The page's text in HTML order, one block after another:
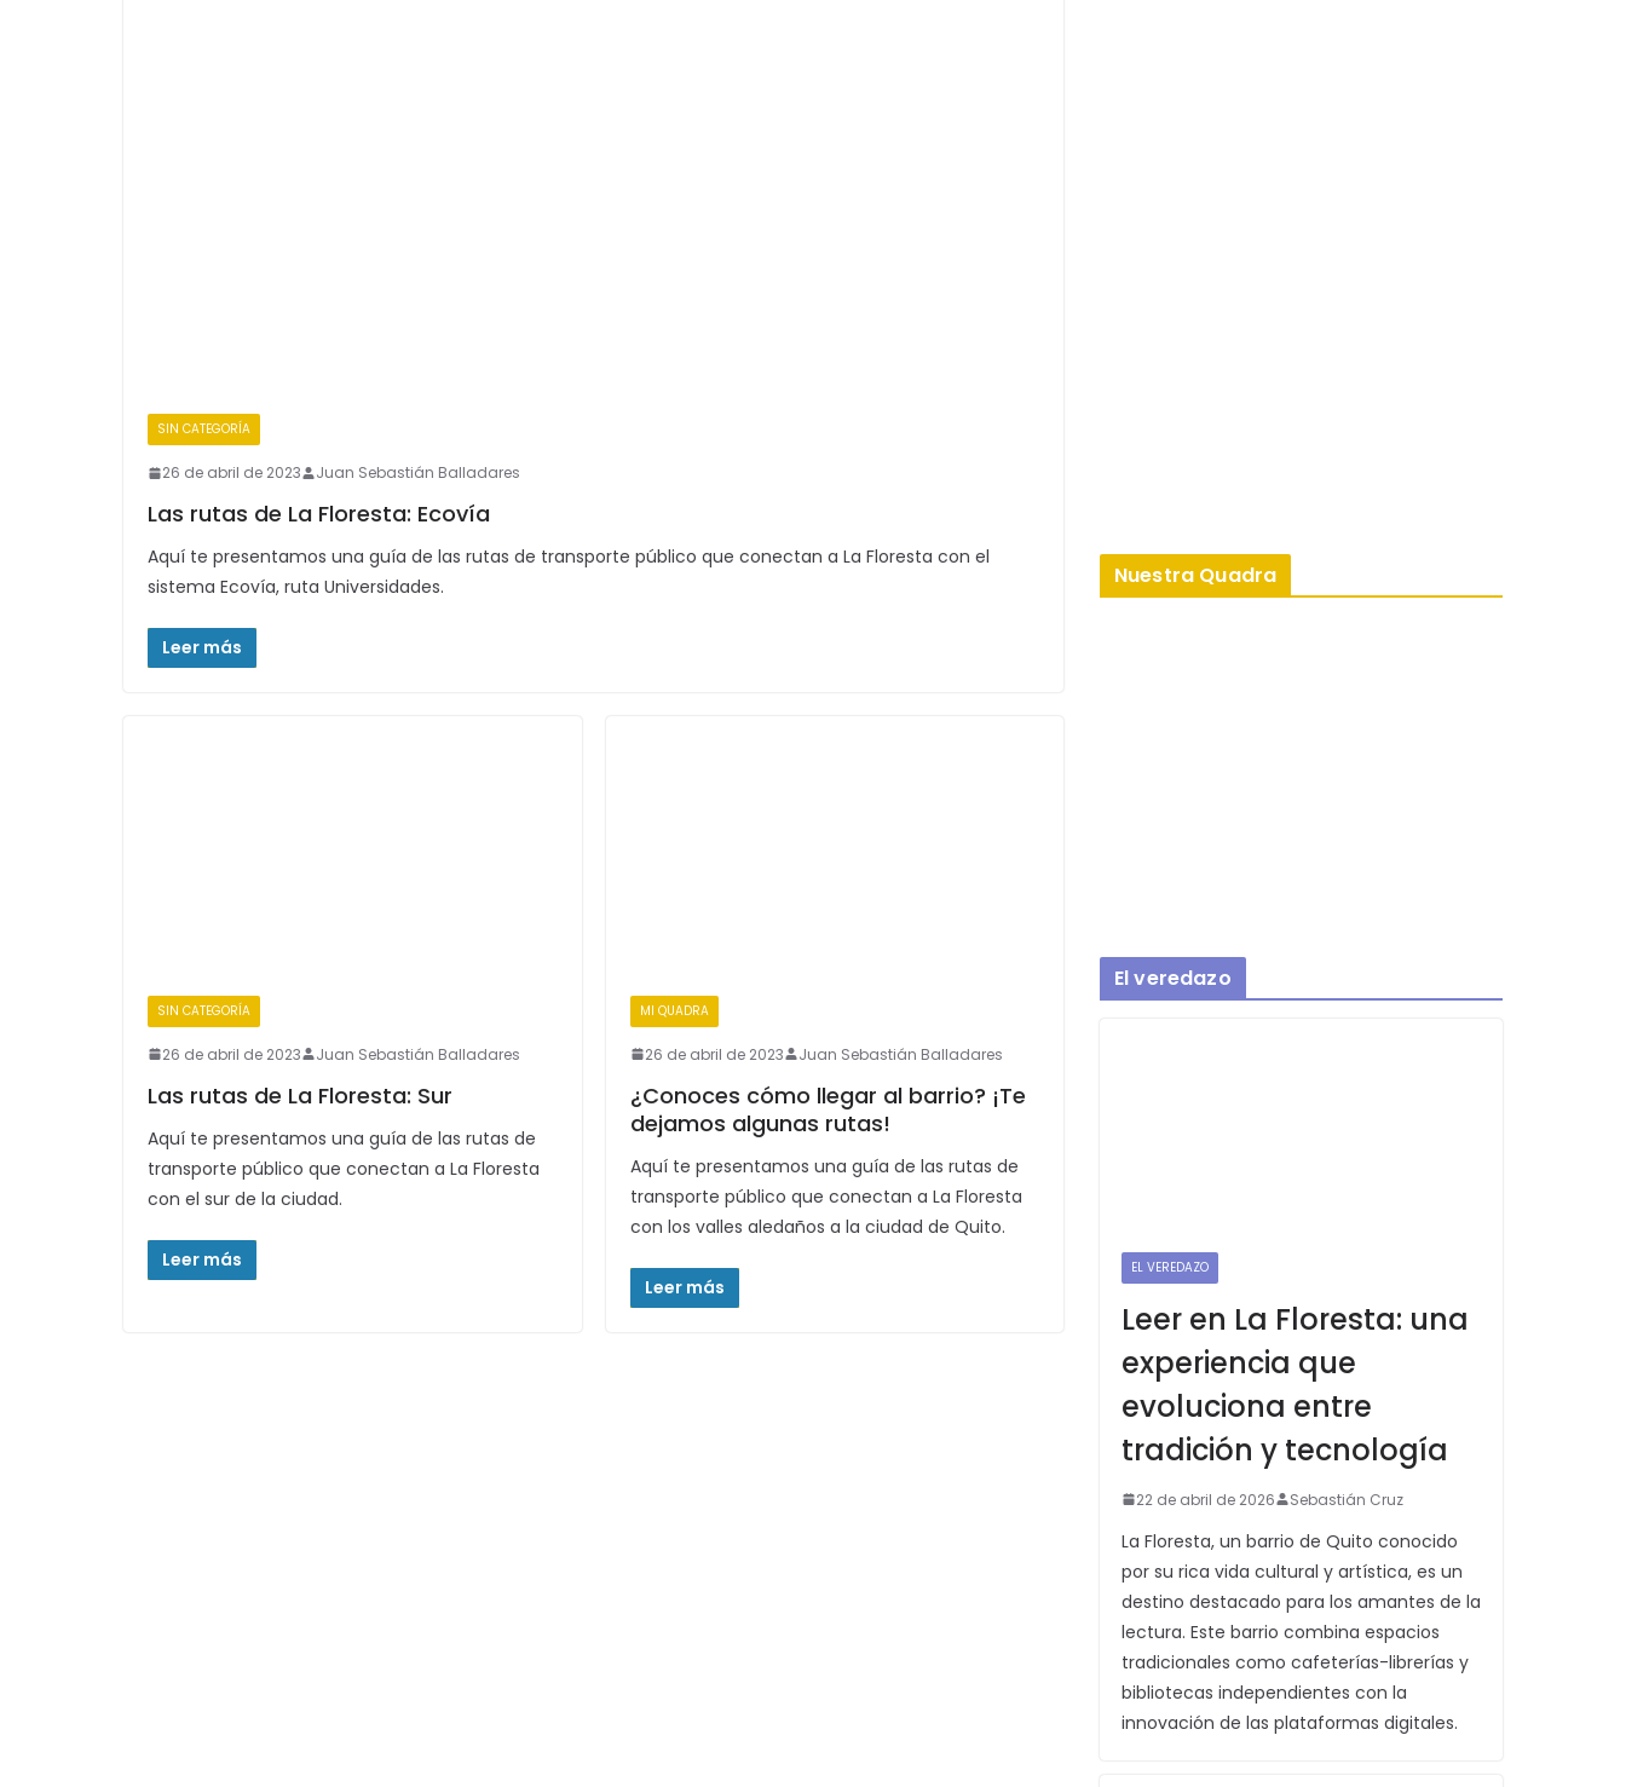
SIN CATEGORÍA
26 de abril de 2023 Juan Sebastián Balladares
Las rutas de La Floresta: Ecovía
Aquí te presentamos una guía de las rutas de transporte público que conectan a La Floresta con el
sistema Ecovía, ruta Universidades.
Leer más
SIN CATEGORÍA
26 de abril de 2023 Juan Sebastián Balladares
Las rutas de La Floresta: Sur
Aquí te presentamos una guía de las rutas de
transporte público que conectan a La Floresta
con el sur de la ciudad.
Leer más
MI QUADRA
26 de abril de 2023 Juan Sebastián Balladares
¿Conoces cómo llegar al barrio? ¡Te
dejamos algunas rutas!
Aquí te presentamos una guía de las rutas de
transporte público que conectan a La Floresta
con los valles aledaños a la ciudad de Quito.
Leer más
Nuestra Quadra
El veredazo
EL VEREDAZO
Leer en La Floresta: una
experiencia que
evoluciona entre
tradición y tecnología
22 de abril de 2026 Sebastián Cruz
La Floresta, un barrio de Quito conocido
por su rica vida cultural y artística, es un
destino destacado para los amantes de la
lectura. Este barrio combina espacios
tradicionales como cafeterías-librerías y
bibliotecas independientes con la
innovación de las plataformas digitales.